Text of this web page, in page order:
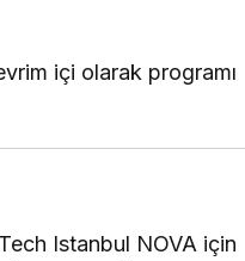
içi olarak programı
Istanbul NOVA için